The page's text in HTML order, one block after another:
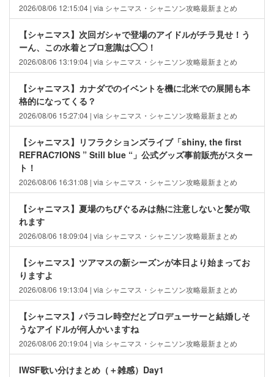
2026/08/06 12:15:04 | via シャニマス・シャニソン攻略最新まとめ
【シャニマス】次回ガシャで登場のアイドルがチラ見せ！う
ーん、この水着とプロ意識は◯◯！
2026/08/06 13:19:04 | via シャニマス・シャニソン攻略最新まとめ
【シャニマス】カナダでのイベントを機に北米での展開も本
格的になってくる？
2026/08/06 15:27:04 | via シャニマス・シャニソン攻略最新まとめ
【シャニマス】リフラクションズライブ「shiny, the first
REFRAC7IONS ” Still blue “」公式グッズ事前販売がスター
ト！
2026/08/06 16:31:08 | via シャニマス・シャニソン攻略最新まとめ
【シャニマス】夏場のちびぐるみは熱に注意しないと髪が取
れます
2026/08/06 18:09:04 | via シャニマス・シャニソン攻略最新まとめ
【シャニマス】ツアマスの新シーズンが本日より始まってお
りますよ
2026/08/06 19:13:04 | via シャニマス・シャニソン攻略最新まとめ
【シャニマス】パラコレ時空だとプロデューサーと結婚しそ
うなアイドルが何人かいますね
2026/08/06 20:19:04 | via シャニマス・シャニソン攻略最新まとめ
IWSF歌い分けまとめ（＋雑感）Day1